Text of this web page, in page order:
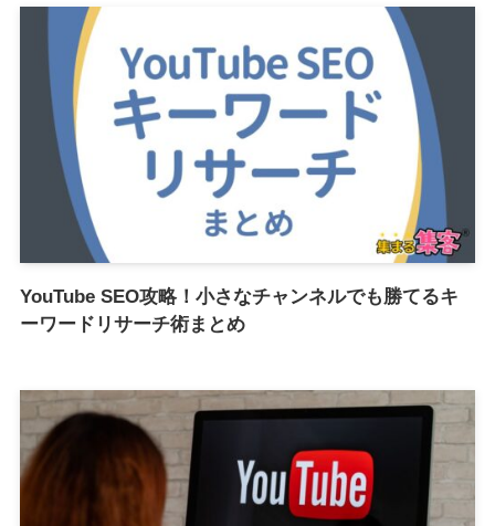
YouTube SEO攻略！小さなチャンネルでも勝てるキ
ーワードリサーチ術まとめ